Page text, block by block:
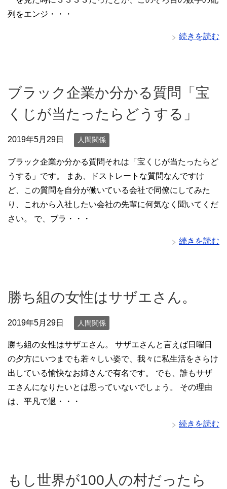
列をエンジ・・・
続きを読む
ブラック企業か分かる質問「宝
くじが当たったらどうする」
2019年5月29日 人間関係
ブラック企業か分かる質問それは「宝くじが当たったらど
うする」です。 まあ、ドストレートな質問なんですけ
ど、この質問を自分が働いている会社で同僚にしてみた
り、これから入社したい会社の先輩に何気なく聞いてくだ
さい。 で、ブラ・・・
続きを読む
勝ち組の女性はサザエさん。
2019年5月29日 人間関係
勝ち組の女性はサザエさん。 サザエさんと言えば日曜日
の夕方にいつまでも若々しい姿で、我々に私生活をさらけ
出している愉快なお姉さんで有名です。 でも、誰もサザ
エさんになりたいとは思っていないでしょう。 その理由
は、平凡で退・・・
続きを読む
もし世界が100人の村だったら